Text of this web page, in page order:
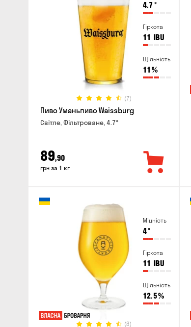
4.7°
Гіркота
11 IBU
Щільність
11 %
(7)
Пиво Уманьпиво Waissburg
Світле, Фільтроване, 4.7°
89,90
грн за 1 кг
Міцність
4°
Гіркота
11 IBU
Щільність
12.5%
(8)